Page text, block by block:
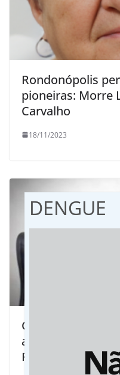
Rondonópolis
pioneiras: Morre
Carvalho
18/11/2023
Campanha
agasalhos para
Rondonópolis
DENGUE